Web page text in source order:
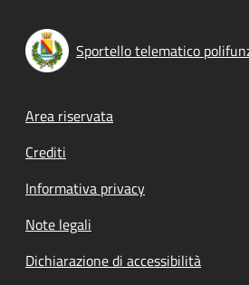
Sportello telematico
Footer menu
Area riservata
Crediti
Informativa privacy
Note legali
Dichiarazione di accessibilità